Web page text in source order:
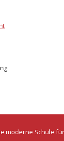
moderne Schule